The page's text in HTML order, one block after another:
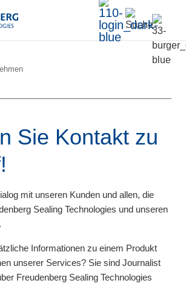
Sie Kontakt zu
mit unseren Kunden und allen, die
Sealing Technologies und unseren
Informationen zu einem Produkt
unserer Services? Sie sind Journalist
Freudenberg Sealing Technologies